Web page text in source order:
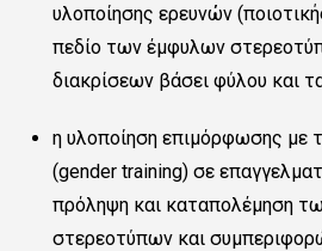
υλοποίησης ερευνών
πεδίο των έμφυλων
διακρίσεων βάσει φύλου και
η υλοποίηση επιμόρφωσης με
(gender training) σε
πρόληψη και καταπολέμηση
στερεοτύπων και